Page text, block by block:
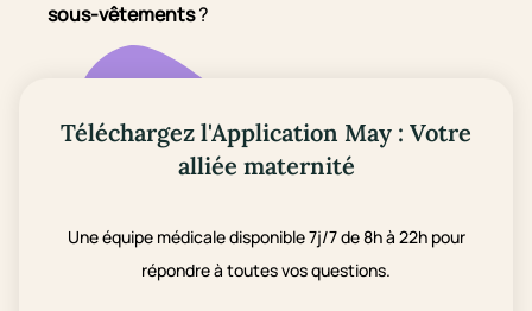
sous-vêtements?
Téléchargez l'Application May : Votre
alliée maternité
Une équipe médicale disponible 7j/7 de 8h à 22h pour
répondre à toutes vos questions.